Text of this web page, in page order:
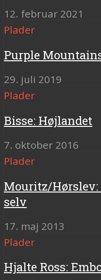
12. februar 2021
Plader
Purple
29. juli 2019
Plader
Bisse: Højlandet
7. oktober 2016
Plader
Mouritz/
selv
17. maj 2013
Plader
Hjalte Ross: